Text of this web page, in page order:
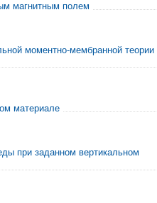
магнитным полем
моментно-мембранной теории
материале
при заданном вертикальном